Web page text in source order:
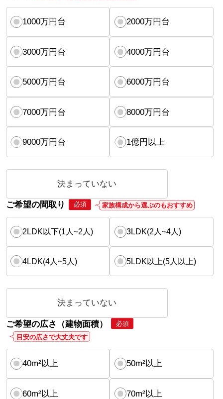
1000万円台 2000万円台
3000万円台 4000万円台
5000万円台 6000万円台
7000万円台 8000万円台
9000万円台 1億円以上
決まっていない
ご希望の間取り 必須 家族構成から選ぶのもおすすめ
2LDK以下(1人~2人) 3LDK(2人~4人)
4LDK(4人~5人) 5LDK以上(5人以上)
決まっていない
ご希望の広さ（建物面積）
必須
目安の広さで大丈夫です
40m²以上 50m²以上
60m²以上 70m²以上